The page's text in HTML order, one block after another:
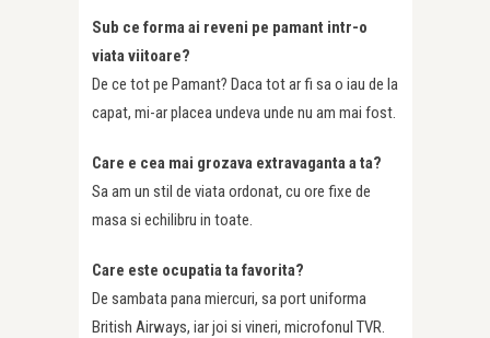
Sub ce forma ai reveni pe pamant intr-o
viata viitoare?
De ce tot pe Pamant? Daca tot ar fi sa o iau de la
capat, mi-ar placea undeva unde nu am mai fost.
Care e cea mai grozava extravaganta a ta?
Sa am un stil de viata ordonat, cu ore fixe de
masa si echilibru in toate.
Care este ocupatia ta favorita?
De sambata pana miercuri, sa port uniforma
British Airways, iar joi si vineri, microfonul TVR.